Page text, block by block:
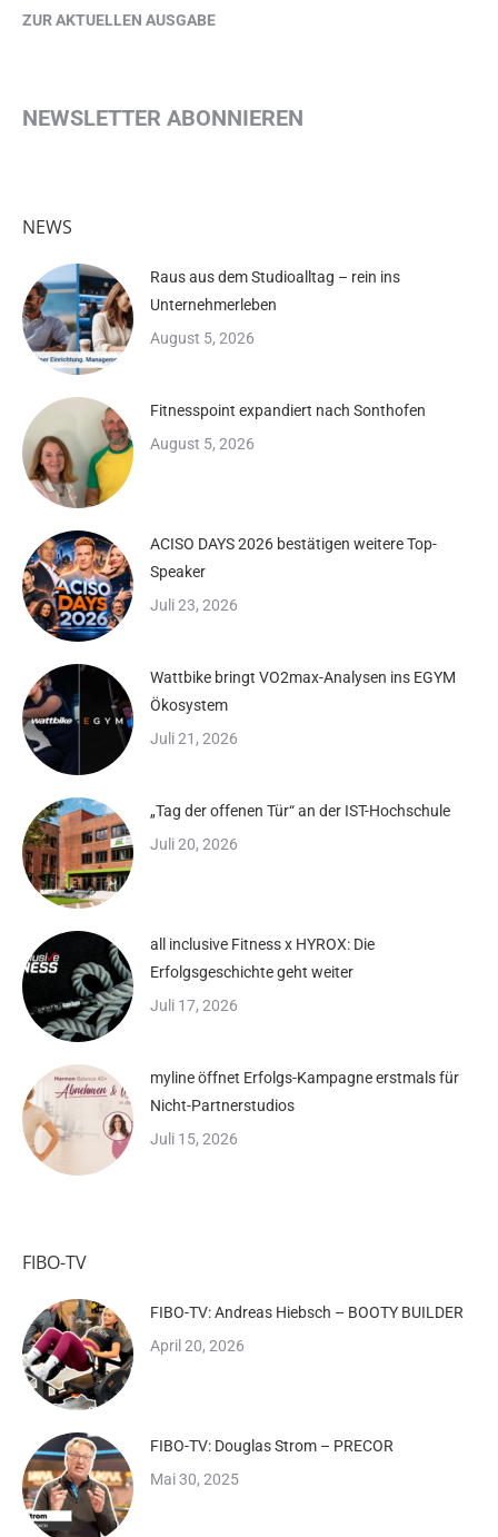
ZUR AKTUELLEN AUSGABE
NEWSLETTER ABONNIEREN
NEWS
Raus aus dem Studioalltag – rein ins
Unternehmerleben
August 5, 2026
Fitnesspoint expandiert nach Sonthofen
August 5, 2026
ACISO DAYS 2026 bestätigen weitere Top-
Speaker
Juli 23, 2026
Wattbike bringt VO2max-Analysen ins EGYM
Ökosystem
Juli 21, 2026
„Tag der offenen Tür“ an der IST-Hochschule
Juli 20, 2026
all inclusive Fitness x HYROX: Die
Erfolgsgeschichte geht weiter
Juli 17, 2026
myline öffnet Erfolgs-Kampagne erstmals für
Nicht-Partnerstudios
Juli 15, 2026
FIBO-TV
FIBO-TV: Andreas Hiebsch – BOOTY BUILDER
April 20, 2026
FIBO-TV: Douglas Strom – PRECOR
Mai 30, 2025